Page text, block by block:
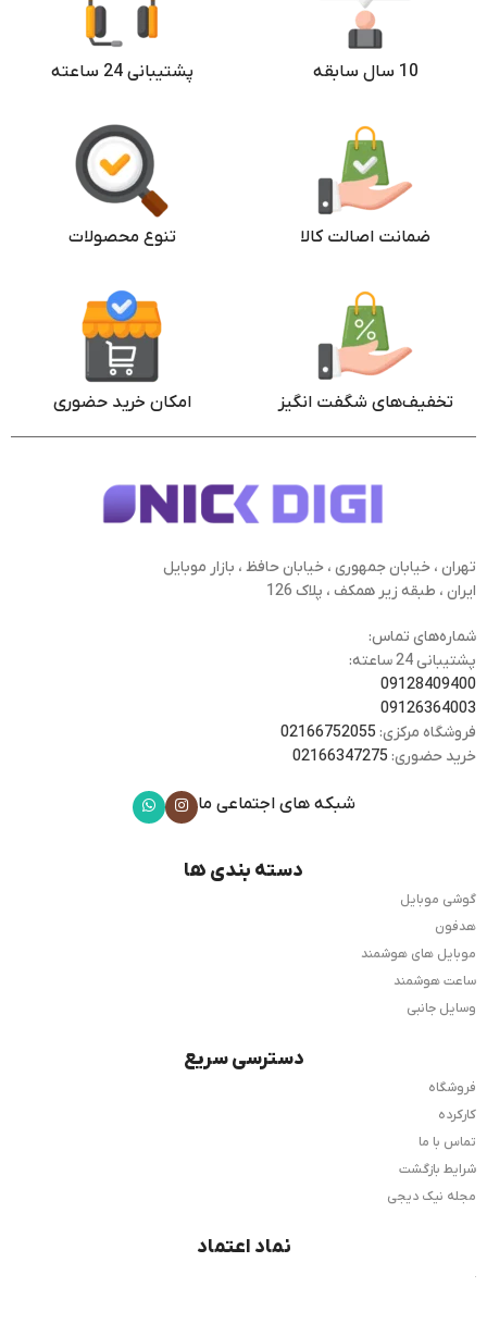
10 سال سابقه پشتیبانی 24 ساعته
ضمانت اصالت کالا تنوع محصولات
تخفیف‌های شگفت انگیز امکان خرید حضوری
تهران ، خیابان جمهوری ، خیابان حافظ ، بازار موبایل
ایران ، طبقه زیر همکف ، پلاک 126
شماره‌های تماس:
پشتیبانی 24 ساعته:
09128409400
09126364003
فروشگاه مرکزی: 02166752055
خرید حضوری: 02166347275
شبکه های اجتماعی ما
دسته بندی ها
گوشی موبایل
هدفون
موبایل های هوشمند
ساعت هوشمند
وسایل جانبی
دسترسی سریع
فروشگاه
کارکرده
تماس با ما
شرایط بازگشت
مجله نیک دیجی
نماد اعتماد